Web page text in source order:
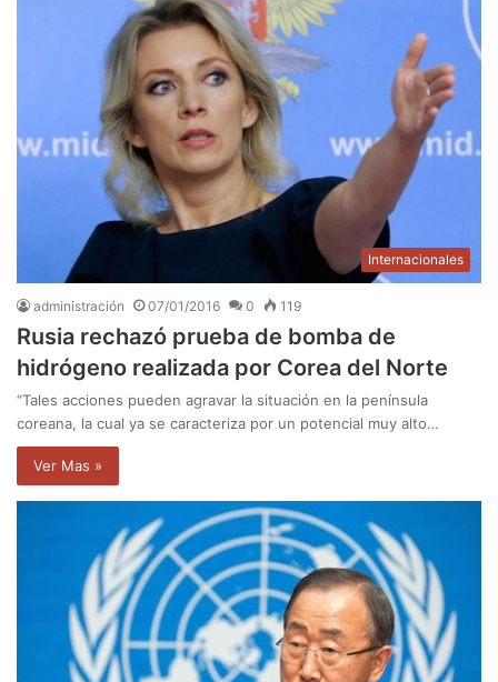
Internacionales
administración 07/01/2016 0 119
Rusia rechazó prueba de bomba de
hidrógeno realizada por Corea del Norte
“Tales acciones pueden agravar la situación en la península
coreana, la cual ya se caracteriza por un potencial muy alto…
Ver Mas »